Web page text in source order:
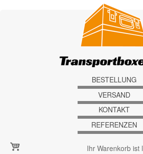
BESTELLUNG
VERSAND
KONTAKT
REFERENZEN
Ihr Warenkorb ist